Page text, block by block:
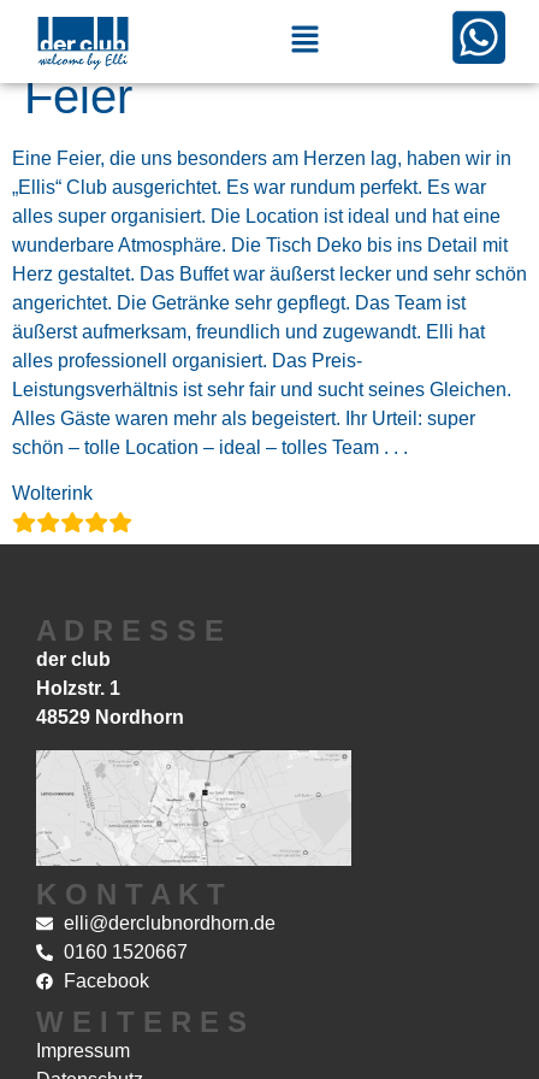
Rundum eine perfekte
Feier
Eine Feier, die uns besonders am Herzen lag, haben wir in
„Ellis“ Club ausgerichtet. Es war rundum perfekt. Es war
alles super organisiert. Die Location ist ideal und hat eine
wunderbare Atmosphäre. Die Tisch Deko bis ins Detail mit
Herz gestaltet. Das Buffet war äußerst lecker und sehr schön
angerichtet. Die Getränke sehr gepflegt. Das Team ist
äußerst aufmerksam, freundlich und zugewandt. Elli hat
alles professionell organisiert. Das Preis-
Leistungsverhältnis ist sehr fair und sucht seines Gleichen.
Alles Gäste waren mehr als begeistert. Ihr Urteil: super
schön – tolle Location – ideal – tolles Team . . .
Wolterink
A D R E S S E
der club
Holzstr. 1
48529 Nordhorn
K O N T A K T
elli@derclubnordhorn.de
0160 1520667
Facebook
W E I T E R E S
Impressum